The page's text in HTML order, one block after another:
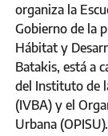
organiza la
Gobierno de la
Hábitat y
Batakis, está a
del Instituto de
(IVBA) y el
Urbana (OPISU).